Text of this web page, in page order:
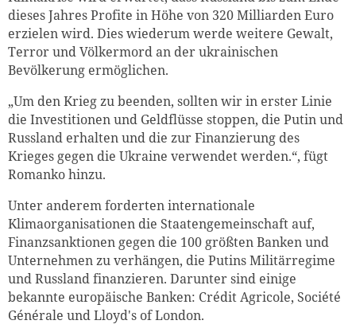
dieses Jahres Profite in Höhe von 320 Milliarden Euro
erzielen wird. Dies wiederum werde weitere Gewalt,
Terror und Völkermord an der ukrainischen
Bevölkerung ermöglichen.
„Um den Krieg zu beenden, sollten wir in erster Linie
die Investitionen und Geldflüsse stoppen, die Putin und
Russland erhalten und die zur Finanzierung des
Krieges gegen die Ukraine verwendet werden.“, fügt
Romanko hinzu.
Unter anderem forderten internationale
Klimaorganisationen die Staatengemeinschaft auf,
Finanzsanktionen gegen die 100 größten Banken und
Unternehmen zu verhängen, die Putins Militärregime
und Russland finanzieren. Darunter sind einige
bekannte europäische Banken: Crédit Agricole, Société
Générale und Lloyd's of London.